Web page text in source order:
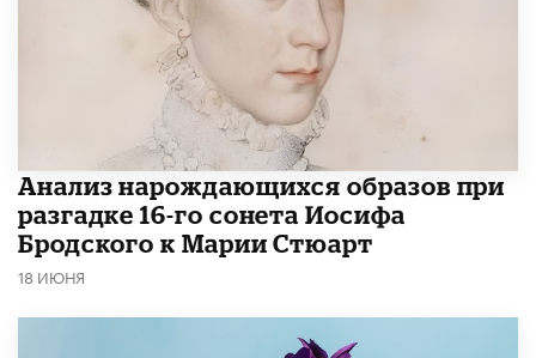
Анализ нарождающихся образов при
разгадке 16-го сонета Иосифа
Бродского к Марии Стюарт
18 ИЮНЯ